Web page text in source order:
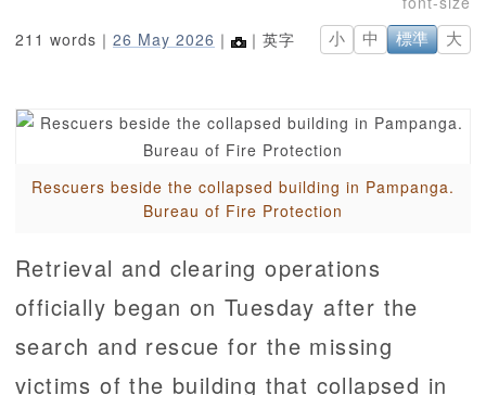
211 words｜ 26 May 2026 ｜ ｜英字 小 中 標準 大
Rescuers beside the collapsed building in Pampanga.
Bureau of Fire Protection
Retrieval and clearing operations
officially began on Tuesday after the
search and rescue for the missing
victims of the building that collapsed in